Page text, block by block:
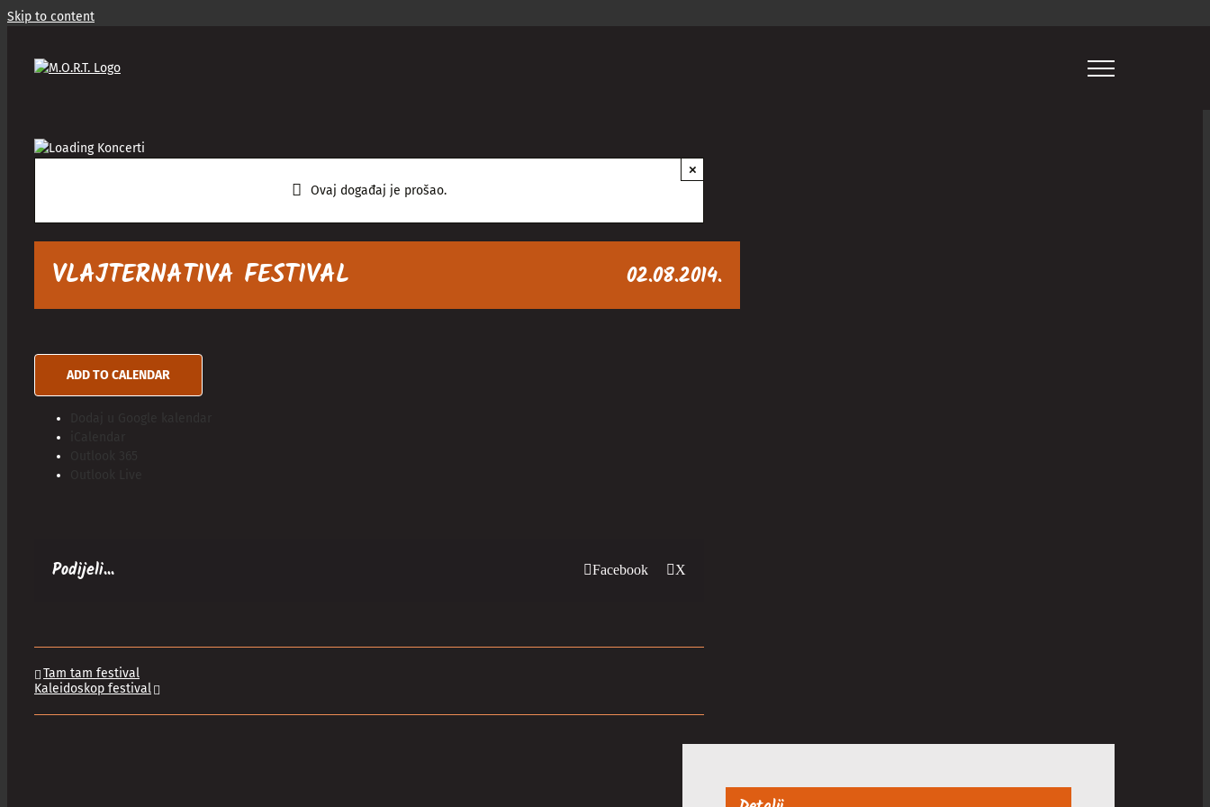
Skip to content
Ovaj događaj je prošao.
×
VLAJTERNATIVA FESTIVAL 02.08.2014.
ADD TO CALENDAR
Podijeli... Facebook X
Tam tam festival
Kaleidoskop festival